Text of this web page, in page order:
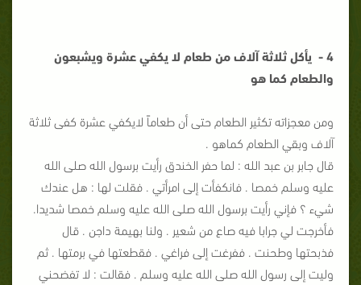
4 - يأكل ثلاثة آلاف من طعام لا يكفي عشرة ويشبعون
والطعام كما هو
ومن معجزاته تكثير الطعام حتى أن طعاماً لايكفي عشرة كفى ثلاثة
آلاف وبقي الطعام كماهو .
قال جابر بن عبد الله : لما حفر الخندق رأيت برسول الله صلى الله
عليه وسلم خمصا . فانكفأت إلى امرأتي . فقلت لها : هل عندك
شيء ؟ فإني رأيت برسول الله صلى الله عليه وسلم خمصا شديدا.
فأخرجت لي جرابا فيه صاع من شعير . ولنا بهيمة داجن . قال
فذبحتها وطحنت . ففرغت إلى فراغي . فقطعتها في برمتها . ثم
وليت إلى رسول الله صلى الله عليه وسلم . فقالت : لا تفضحني